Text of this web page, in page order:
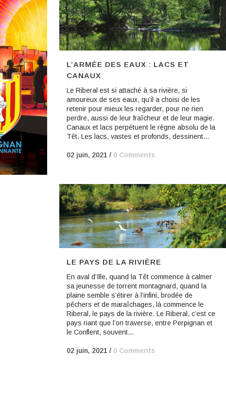
L’ARMÉE DES EAUX : LACS ET
CANAUX
Le Riberal est si attaché à sa rivière, si
amoureux de ses eaux, qu’il a choisi de les
retenir pour mieux les regarder, pour ne rien
perdre, aussi de leur fraîcheur et de leur magie.
Canaux et lacs perpétuent le règne absolu de la
Têt. Les lacs, vastes et profonds, dessinent...
02 juin, 2021 / 0 Comments
LE PAYS DE LA RIVIÈRE
En aval d’Ille, quand la Têt commence à calmer
sa jeunesse de torrent montagnard, quand la
plaine semble s’étirer à l’infini, brodée de
pêchers et de maraîchages, là commence le
Riberal, le pays de la rivière. Le Riberal, c’est ce
pays riant que l’on traverse, entre Perpignan et
le Conflent, souvent...
02 juin, 2021 / 0 Comments